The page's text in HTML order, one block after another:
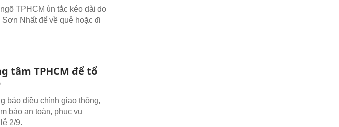
TPHCM ùn tắc kéo dài do
Nhất để về quê hoặc đi
tâm TPHCM để tổ
báo điều chỉnh giao thông,
bảo an toàn, phục vụ
2/9.